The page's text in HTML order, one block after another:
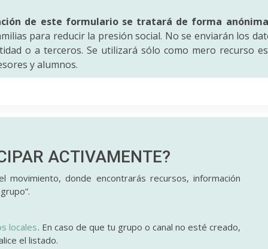
de este formulario se tratará de forma anónima
para reducir la presión social. No se enviarán los
o a terceros. Se utilizará sólo como mero recurso
y alumnos.
ACTIVAMENTE?
donde encontrarás recursos, información
locales. En caso de que tu grupo o canal no esté creado,
el listado.